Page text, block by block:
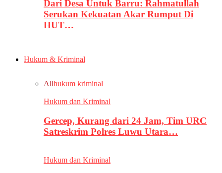
Dari Desa Untuk Barru: Rahmatullah
Serukan Kekuatan Akar Rumput Di
HUT…
Hukum & Kriminal
Allhukum kriminal
Hukum dan Kriminal
Gercep, Kurang dari 24 Jam, Tim URC
Satreskrim Polres Luwu Utara…
Hukum dan Kriminal